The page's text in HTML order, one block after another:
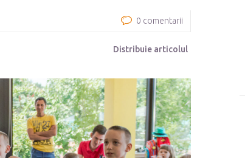
0 comentarii
Distribuie articolul